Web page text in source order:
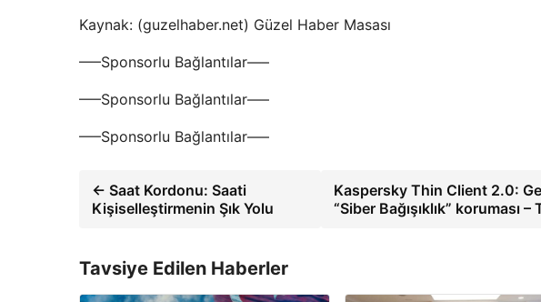
Kaynak: (guzelhaber.net) Güzel Haber Masası
—–Sponsorlu Bağlantılar—–
—–Sponsorlu Bağlantılar—–
—–Sponsorlu Bağlantılar—–
← Saat Kordonu: Saati
Kişiselleştirmenin Şık Yolu
Kaspersky Thin Client 2.0:
“Siber Bağışıklık” koruması
Tavsiye Edilen Haberler